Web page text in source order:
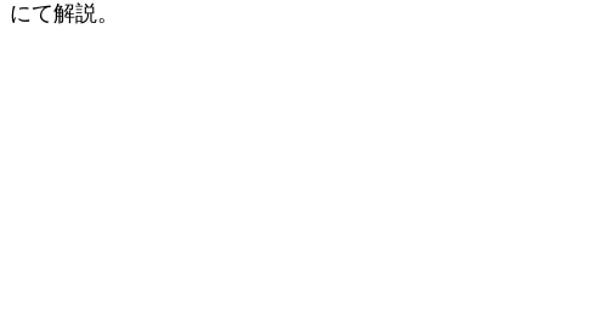
にて解説。